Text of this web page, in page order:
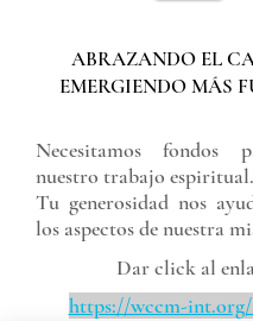
ABRAZANDO EL
EMERGIENDO MÁS
Necesitamos fondos
nuestro trabajo espiritual.
Tu generosidad nos
los aspectos de nuestra
Dar click al
https://wccm-int.org/